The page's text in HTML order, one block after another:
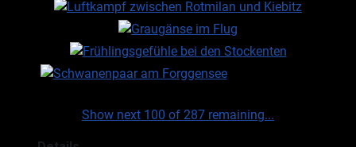
Show next 100 of 287 remaining...